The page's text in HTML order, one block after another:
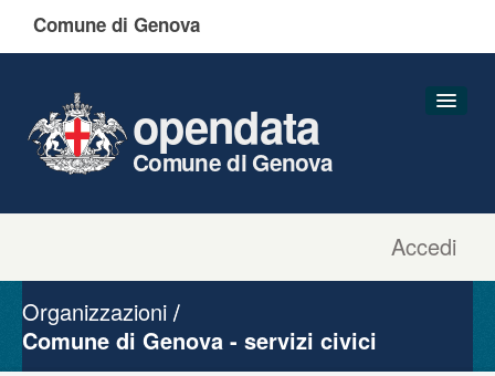
Comune di Genova
Accedi
opendata
Comune di Genova
Gruppi
Organizzazioni
Comune di Genova - servizi civici